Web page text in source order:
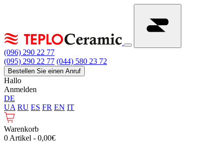
(096) 290 22 77
(095) 290 22 77 (044) 580 23 72
Bestellen Sie einen Anruf
Hallo
Anmelden
DE
UA RU ES FR EN IT
Warenkorb
0 Artikel - 0,00€